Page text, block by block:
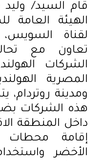
قام السيد/
الهيئة العامة
لقناة السويس،
تعاون مع
الشركات
المصرية
ومدينة
هذه الشركات
داخل المنطقة
إقامة محطات
الأخضر